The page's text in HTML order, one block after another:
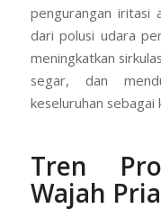
pengurangan iritasi
dari polusi udara
meningkatkan
segar, dan
keseluruhan sebagai
Tren
Wajah